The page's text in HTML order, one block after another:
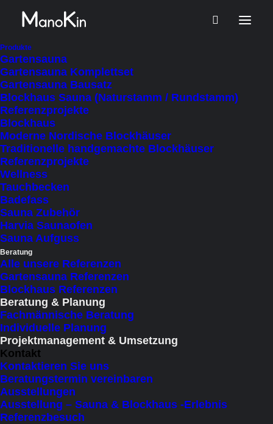
Produkte
Gartensauna
Gartensauna Komplettset
Gartensauna Bausatz
Blockhaus Sauna (Naturstamm / Rundstamm)
Referenzprojekte
Blockhaus
Moderne Nordische Blockhäuser
Traditionelle handgemachte Blockhäuser
Referenzprojekte
Wellness
Tauchbecken
Badefass
Sauna Zubehör
Harvia Saunaofen
Sauna Aufguss
Beratung
Alle unsere Referenzen
Gartensauna Referenzen
Blockhaus Referenzen
Beratung & Planung
Fachmännische Beratung
Individuelle Planung
Projektmanagement & Umsetzung
Kontakt
Kontaktieren Sie uns
Beratungstermin vereinbaren
Ausstellungen
Ausstellung – Sauna & Blockhaus -Erlebnis
Referenzbesuch
Projektmanagement &
Umsetzung
Von der ersten Planung bis zur finalen
Umsetzung – mit jahrelanger Erfahrung
im Projektmanagement sorge ich dafür,
dass alle Gewerke zur richtigen Zeit das
Richtige tun. Erfahrene Zimmerer und
Tischler, eine zuverlässige Spedition mit